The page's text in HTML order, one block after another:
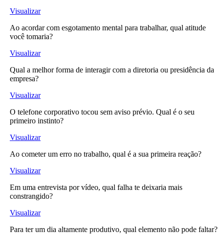
Visualizar
Ao acordar com esgotamento mental para trabalhar, qual atitude
você tomaria?
Visualizar
Qual a melhor forma de interagir com a diretoria ou presidência da
empresa?
Visualizar
O telefone corporativo tocou sem aviso prévio. Qual é o seu
primeiro instinto?
Visualizar
Ao cometer um erro no trabalho, qual é a sua primeira reação?
Visualizar
Em uma entrevista por vídeo, qual falha te deixaria mais
constrangido?
Visualizar
Para ter um dia altamente produtivo, qual elemento não pode faltar?